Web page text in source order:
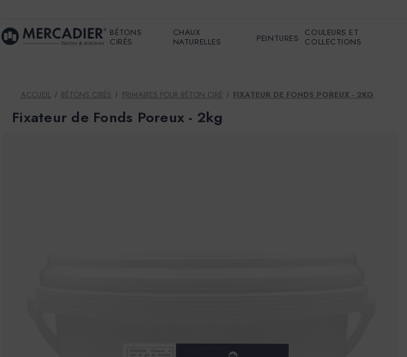
BÉTONS
CIRÉS
CHAUX
NATURELLES
PEINTURES
COULEURS ET
COLLECTIONS
ACCUEIL BÉTONS CIRÉS PRIMAIRES POUR BÉTON CIRÉ FIXATEUR DE FONDS POREUX - 2KG
Fixateur de Fonds Poreux - 2kg